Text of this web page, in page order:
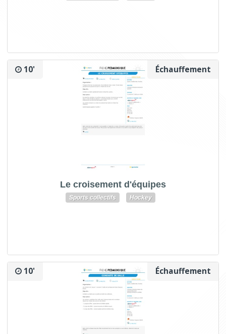
Échauffement
10'
Le croisement d'équipes
Sports collectifs Hockey
Échauffement
10'